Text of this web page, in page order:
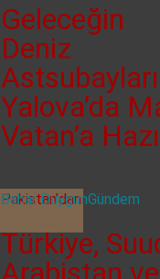
Geleceğin
Deniz
Astsubayları
Yalova’da
Vatan’a
Bahar DuygunGündem
Türkiye,